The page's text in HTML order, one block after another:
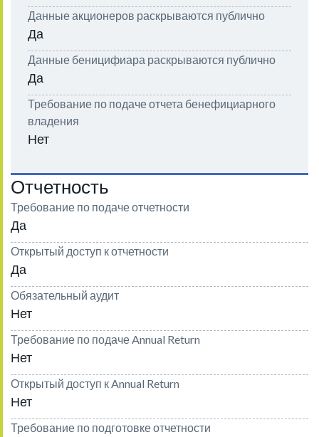
Данные акционеров раскрываются публично
Да
Данные беницифиара раскрываются публично
Да
Требование по подаче отчета бенефициарного
владения
Нет
Отчетность
Требование по подаче отчетности
Да
Открытый доступ к отчетности
Да
Обязательный аудит
Нет
Требование по подаче Annual Return
Нет
Открытый доступ к Annual Return
Нет
Требование по подготовке отчетности